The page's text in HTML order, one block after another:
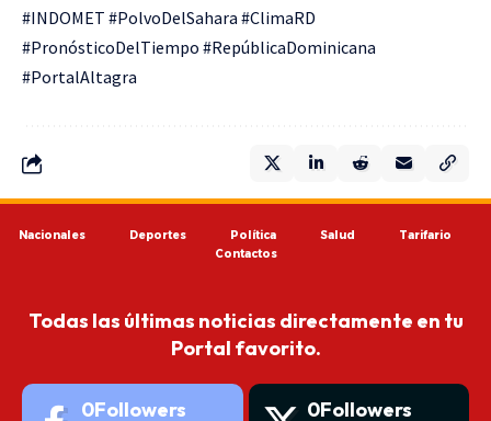
#INDOMET #PolvoDelSahara #ClimaRD
#PronósticoDelTiempo #RepúblicaDominicana
#PortalAltagra
Nacionales Deportes Política Salud
Tarifario
Contactos
Todas las últimas noticias directamente en tu
Portal favorito.
0Followers 0Followers